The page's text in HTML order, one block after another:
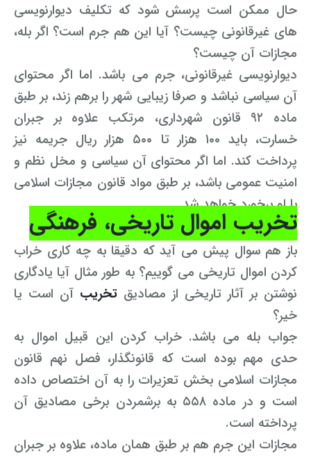
حال ممکن است پرسش شود که تکلیف دیوارنویسی
های غیرقانونی چیست؟ آیا این هم جرم است؟ اگر بله،
مجازات آن چیست؟
دیوارنویسی غیرقانونی، جرم می باشد. اما اگر محتوای
آن سیاسی نباشد و صرفا زیبایی شهر را برهم زند، بر طبق
ماده ۹۲ قانون شهرداری، مرتکب علاوه بر جبران
خسارت، باید ۱۰۰ هزار تا ۵۰۰ هزار ریال جریمه نیز
پرداخت کند. اما اگر محتوای آن سیاسی و مخل نظم و
امنیت عمومی باشد، بر طبق مواد قانون مجازات اسلامی
با او برخورد خواهد شد.
تخریب اموال تاریخی، فرهنگی
باز هم سوال پیش می آید که دقیقا به چه کاری خراب
کردن اموال تاریخی می گوییم؟ به طور مثال آیا یادگاری
نوشتن بر آثار تاریخی از مصادیق تخریب آن است یا
خیر؟
جواب بله می باشد. خراب کردن این قبیل اموال به
حدی مهم بوده است که قانونگذار، فصل نهم قانون
مجازات اسلامی بخش تعزیرات را به آن اختصاص داده
است و در ماده ۵۵۸ به برشمردن برخی مصادیق آن
پرداخته است.
مجازات این جرم هم بر طبق همان ماده، علاوه بر جبران